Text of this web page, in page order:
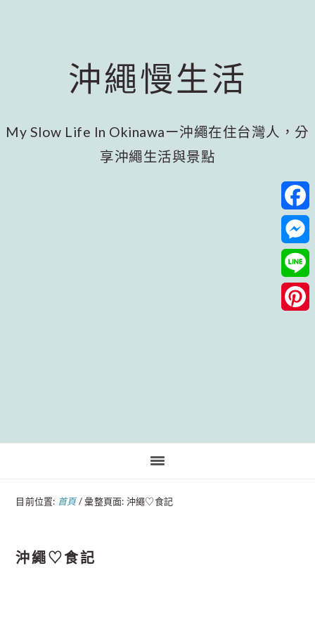
沖繩慢生活
My Slow Life In Okinawaー沖繩在住台灣人，分
享沖繩生活與景點
目前位置: 首頁 /彙整頁面: 沖繩♡食記
沖繩♡食記
Line